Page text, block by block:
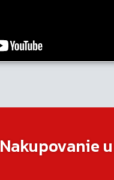
Nakupovanie